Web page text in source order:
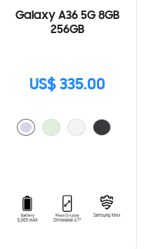
Galaxy A36 5G 8GB
256GB
US$ 335.00